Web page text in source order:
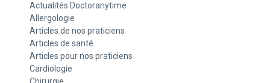
Actualités Doctoranytime
Allergologie
Articles de nos praticiens
Articles de santé
Articles pour nos praticiens
Cardiologie